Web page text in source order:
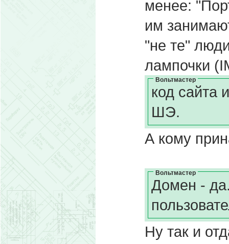
менее:
им
"не те"
лампочки
Вольтмастер
код сайта
ШЭ.
А кому
Вольтмастер
Домен -
Ну так и